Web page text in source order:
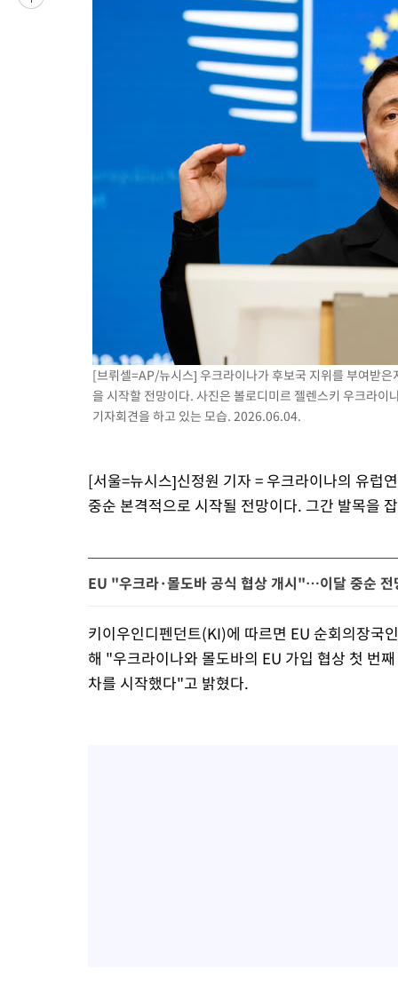
[브뤼셀=AP/뉴시스] 우크라이나가 후보국 지위를 부여받
을 시작할 전망이다. 사진은 볼로디미르 젤렌스키 우크라
기자회견을 하고 있는 모습. 2026.06.04.
[서울=뉴시스]신정원 기자 = 우크라이나의 유럽
중순 본격적으로 시작될 전망이다. 그간 발목을
EU "우크라·몰도바 공식 협상 개시"…이달 중순 전
키이우인디펜던트(KI)에 따르면 EU 순회의장국
해 "우크라이나와 몰도바의 EU 가입 협상 첫 번
차를 시작했다"고 밝혔다.